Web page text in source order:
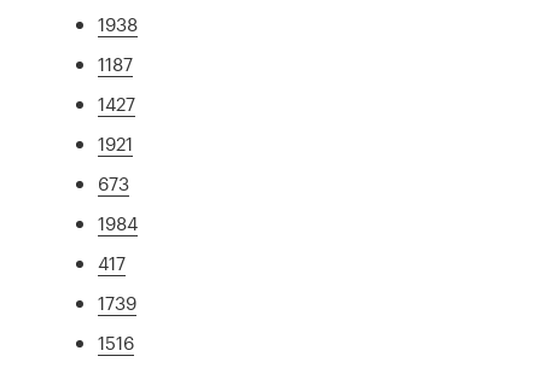
1938
1187
1427
1921
673
1984
417
1739
1516